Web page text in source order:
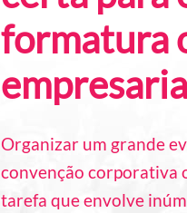
formatura
Organizar um grande
convenção corporativa
tarefa que envolve